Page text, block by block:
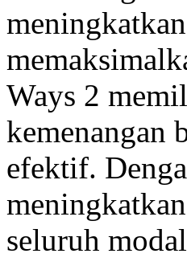
Ways 2
kemenangan
efektif.
seluruh